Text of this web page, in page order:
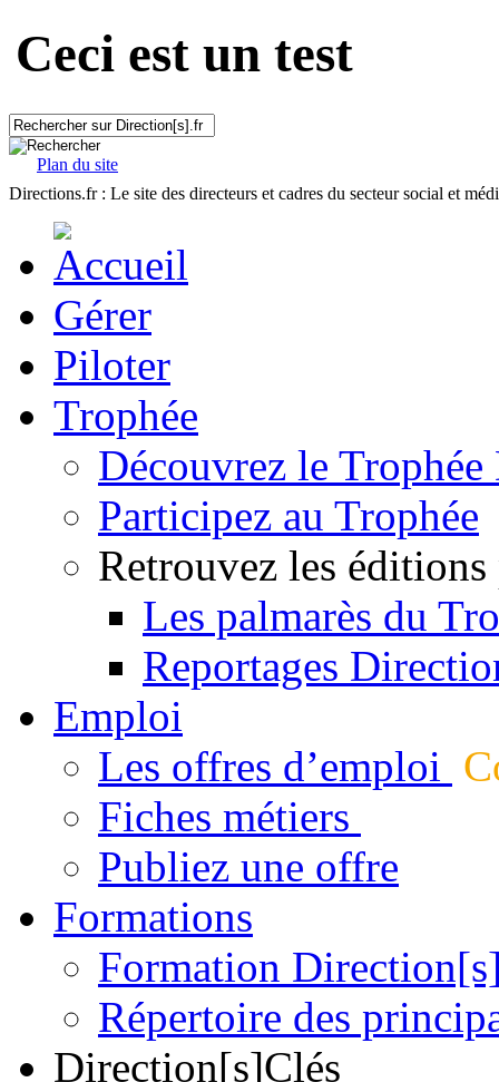
Ceci est un test
Plan du site
Directions.fr : Le site des directeurs et cadres du secteur social et
Gérer
Piloter
Trophée
Découvrez le
Participez au Trophée
Retrouvez les éditions
Les palmarès du
Reportages
Emploi
Les offres d’emploi
Fiches métiers
Publiez une offre
Formations
Formation
Répertoire des
Direction[s]Clés